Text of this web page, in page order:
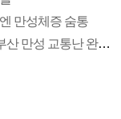
만성체증 숨통
장낙·엄궁대교도 내년 3월 착공 목표…서부산 만성 교통난 완화 속도